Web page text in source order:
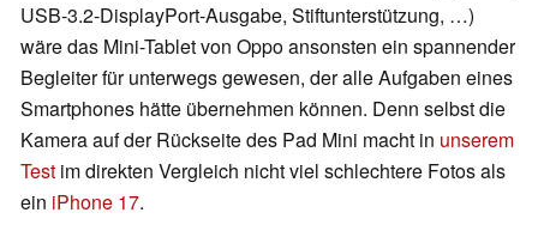
USB‑3.2‑DisplayPort‑Ausgabe, Stiftunterstützung, …)
wäre das Mini-Tablet von Oppo ansonsten ein spannender
Begleiter für unterwegs gewesen, der alle Aufgaben eines
Smartphones hätte übernehmen können. Denn selbst die
Kamera auf der Rückseite des Pad Mini macht in unserem
Test im direkten Vergleich nicht viel schlechtere Fotos als
ein iPhone 17.